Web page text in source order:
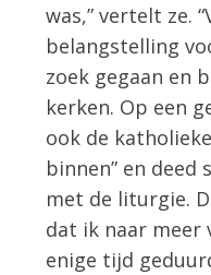
was,” vertelt ze.
belangstelling
zoek gegaan en
kerken. Op een
ook de
binnen” en deed
met de liturgie.
dat ik naar meer
enige tijd